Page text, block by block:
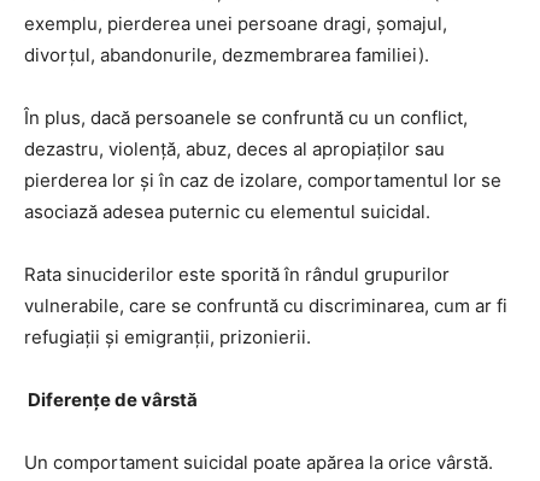
exemplu, pierderea unei persoane dragi, şomajul,
divorţul, abandonurile, dezmembrarea familiei).
În plus, dacă persoanele se confruntă cu un conflict,
dezastru, violență, abuz, deces al apropiaților sau
pierderea lor și în caz de izolare, comportamentul lor se
asociază adesea puternic cu elementul suicidal.
Rata sinuciderilor este sporită în rândul grupurilor
vulnerabile, care se confruntă cu discriminarea, cum ar fi
refugiații și emigranții, prizonierii.
Diferenţe de vârstă
Un comportament suicidal poate apărea la orice vârstă.